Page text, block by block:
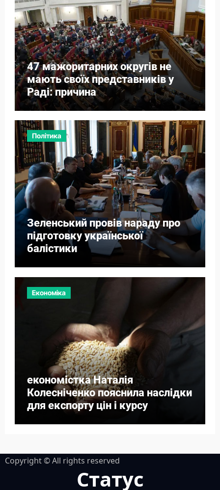
47 мажоритарних округів не
мають своїх представників у
Раді: причина
Політика
Зеленський провів нараду про
підготовку української
балістики
Економіка
економістка Наталія
Колесніченко пояснила наслідки
для експорту цін і курсу
Copyright © All rights reserved
Статус